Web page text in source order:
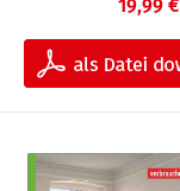
19,99 €